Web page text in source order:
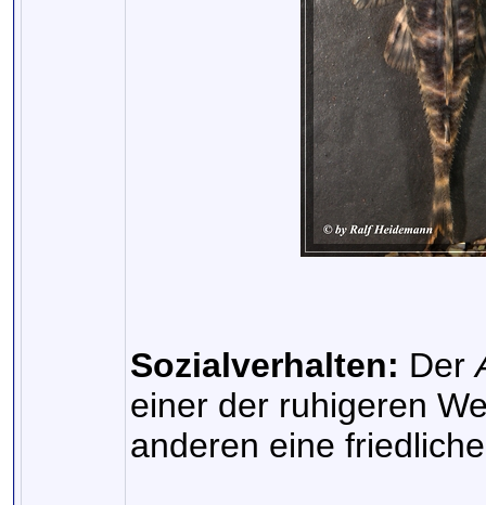
Sozialverhalten: Der
einer der ruhigeren
anderen eine